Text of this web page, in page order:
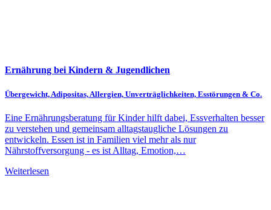
Ernährung bei Kindern & Jugendlichen
Übergewicht, Adipositas, Allergien, Unverträglichkeiten, Esstörungen & Co.
Eine Ernährungsberatung für Kinder hilft dabei, Essverhalten besser
zu verstehen und gemeinsam alltagstaugliche Lösungen zu
entwickeln. Essen ist in Familien viel mehr als nur
Nährstoffversorgung - es ist Alltag, Emotion,…
Weiterlesen